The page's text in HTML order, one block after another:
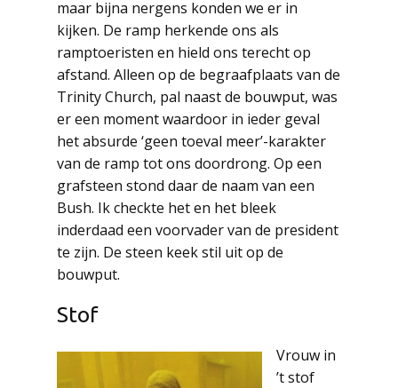
maar bijna nergens konden we er in
kijken. De ramp herkende ons als
ramptoeristen en hield ons terecht op
afstand. Alleen op de begraafplaats van de
Trinity Church, pal naast de bouwput, was
er een moment waardoor in ieder geval
het absurde ‘geen toeval meer’-karakter
van de ramp tot ons doordrong. Op een
grafsteen stond daar de naam van een
Bush. Ik checkte het en het bleek
inderdaad een voorvader van de president
te zijn. De steen keek stil uit op de
bouwput.
Stof
Vrouw in
’t stof